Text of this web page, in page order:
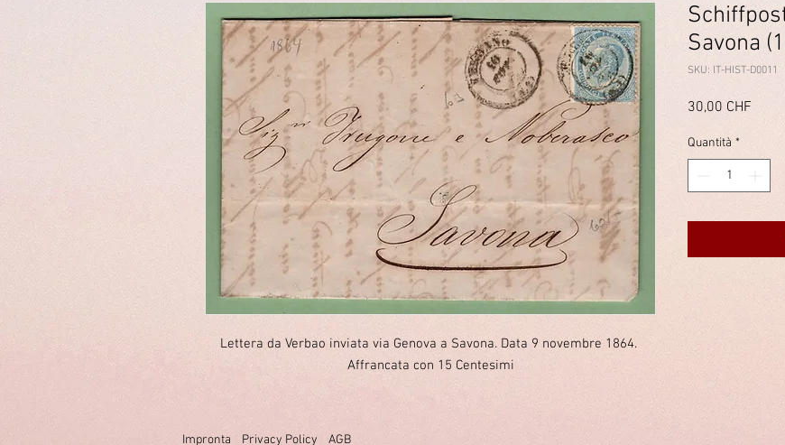
Lettera da Verbao inviata via Genova a Savona. Data 9 novembre 1864.
Affrancata con 15 Centesimi
Savona
SKU: IT-HIST-D0011
30,00 CHF
Quantità *
Impronta Privacy Policy AGB